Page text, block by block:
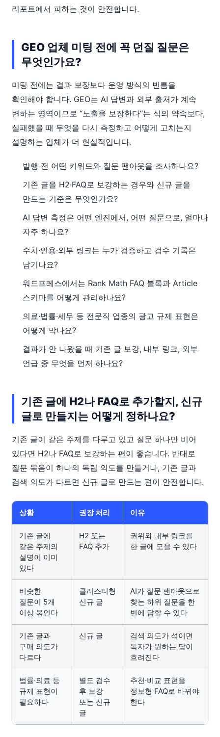
리포트에서 피하는 것이 안전합니다.
GEO 업체 미팅 전에 꼭 던질 질문은
무엇인가요?
미팅 전에는 결과 보장보다 운영 방식의 빈틈을
확인해야 합니다. GEO는 AI 답변과 외부 출처가 계속
변하는 영역이므로 “노출을 보장한다”는 식의 약속보다,
실패했을 때 무엇을 다시 측정하고 어떻게 고치는지
설명하는 업체가 더 현실적입니다.
발행 전 어떤 키워드와 질문 팬아웃을 조사하나요?
기존 글을 H2·FAQ로 보강하는 경우와 신규 글을
만드는 기준은 무엇인가요?
AI 답변 측정은 어떤 엔진에서, 어떤 질문으로, 얼마나
자주 하나요?
수치·인용·외부 링크는 누가 검증하고 검수 기록은
남기나요?
워드프레스에서는 Rank Math FAQ 블록과 Article
스키마를 어떻게 관리하나요?
의료·법률·세무 등 전문직 업종의 광고 규제 표현은
어떻게 막나요?
결과가 안 나왔을 때 기존 글 보강, 내부 링크, 외부
언급 중 무엇을 먼저 하나요?
기존 글에 H2나 FAQ로 추가할지, 신규
글로 만들지는 어떻게 정하나요?
기존 글이 같은 주제를 다루고 있고 질문 하나만 비어
있다면 H2나 FAQ로 보강하는 편이 좋습니다. 반대로
질문 묶음이 하나의 독립 의도를 만들거나, 기존 글과
검색 의도가 다르면 신규 글로 만드는 편이 안전합니다.
상황 권장 처리 이유
기존 글에
같은 주제의
설명이 이미
있다
H2 또는
FAQ 추가
권위와 내부 링크를
한 글에 모을 수 있다
비슷한
질문이 5개
이상 묶인다
클러스터형
신규 글
AI가 질문 팬아웃으로
찾는 하위 질문을 한
번에 답할 수 있다
기존 글과
구매 의도가
다르다
신규 글
검색 의도가 섞이면
독자가 원하는 답이
흐려진다
법률·의료 등
규제 표현이
필요하다
별도 검수
후 보강
또는 신규
글
추천·비교 표현을
정보형 FAQ로 바꿔야
한다